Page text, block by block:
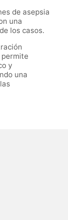
de asepsia
una
los casos.
y
una